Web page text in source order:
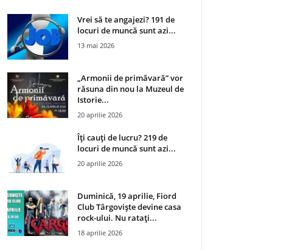
Vrei să te angajezi? 191 de
locuri de muncă sunt azi...
13 mai 2026
„Armonii de primăvară” vor
răsuna din nou la Muzeul de
Istorie...
20 aprilie 2026
Îți cauți de lucru? 219 de
locuri de muncă sunt azi...
20 aprilie 2026
Duminică, 19 aprilie, Fiord
Club Târgoviște devine casa
rock-ului. Nu ratați...
18 aprilie 2026